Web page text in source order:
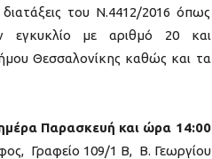
του Ν.4412/2016 όπως
εγκυκλίο με αριθμό 20 και
Θεσσαλονίκης καθώς και τα
Παρασκευή και ώρα 14:00
Γραφείο 109/1 Β, Β. Γεωργίου